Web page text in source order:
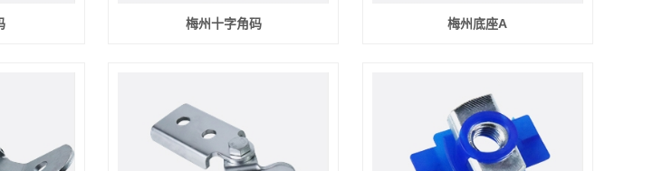
梅州十字角码 梅州底座A